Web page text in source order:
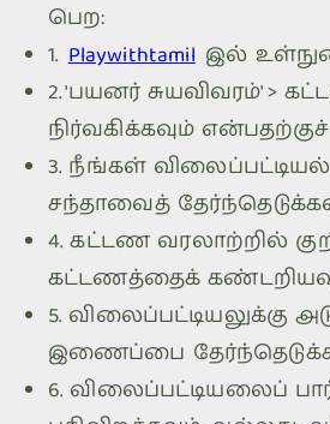
பெற:
1. Playwithtamil இல்
2. 'பயனர் சுயவிவரம்' >
நிர்வகிக்கவும்
3. நீங்கள் விலைப்பட்டியல்
சந்தாவைத்
4. கட்டண வரலாற்றில்
கட்டணத்தைக்
5. விலைப்பட்டியலுக்கு
இணைப்பை
6. விலைப்பட்டியலைப்